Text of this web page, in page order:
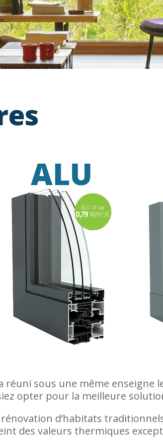
ALU
réuni sous une même enseigne
opter pour la meilleure
d’habitats
des valeurs thermiques